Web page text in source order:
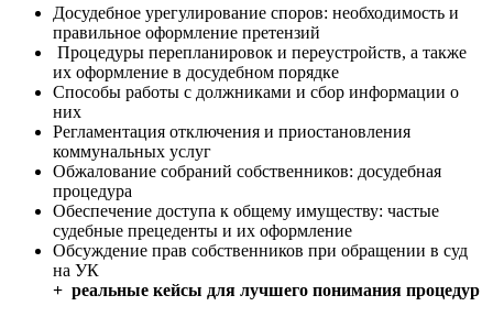
Досудебное урегулирование споров: необходимость и
правильное оформление претензий
Процедуры перепланировок и переустройств, а также
их оформление в досудебном порядке
Способы работы с должниками и сбор информации о
них
Регламентация отключения и приостановления
коммунальных услуг
Обжалование собраний собственников: досудебная
процедура
Обеспечение доступа к общему имуществу: частые
судебные прецеденты и их оформление
Обсуждение прав собственников при обращении в суд
на УК
+ реальные кейсы для лучшего понимания процедур